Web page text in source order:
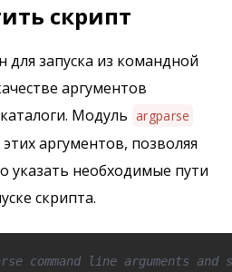
скрипт
для запуска из командной
аргументов
Модуль argparse
аргументов, позволяя
указать необходимые пути
скрипта.
command line arguments